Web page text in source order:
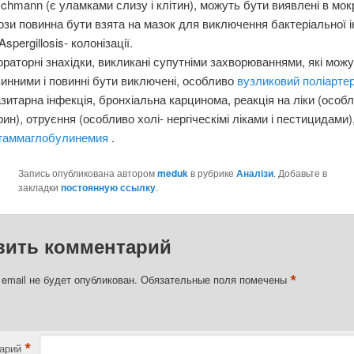
(є уламками слизу і клітин), можуть бути виявлені в
повинна бути взята на мазок для виключення бактеріальної
колонізації.
знахідки, викликані супутніми захворюваннями, які
і повинні бути виключені, особливо вузликовий
інфекція, бронхіальна карцинома, реакція на ліки
отруєння (особливо холі- нергіческімі ліками і
.
Запись опубликована авторомmedukв рубрике Аналізи. Добавьте в
закладки постоянную ссылку.
комментарий
не будет опубликован. Обязательные поля помечены *
*